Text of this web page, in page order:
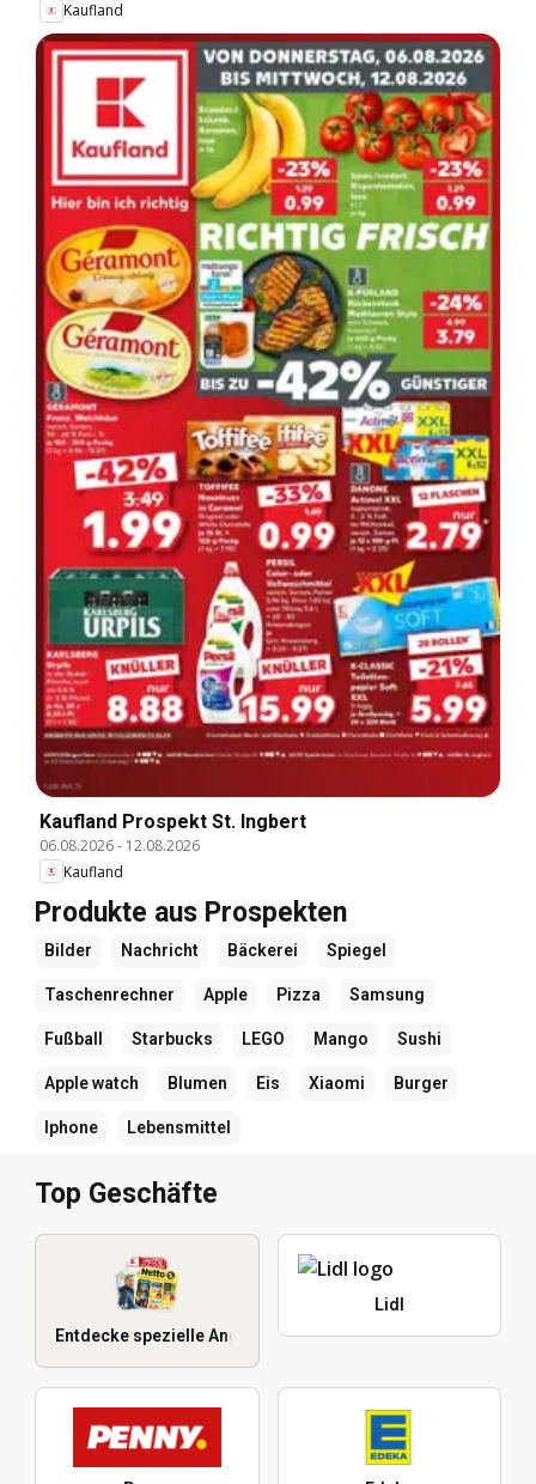
Kaufland
Kaufland Prospekt St. Ingbert
06.08.2026- 12.08.2026
Kaufland
Produkte aus Prospekten
Bilder Nachricht Bäckerei Spiegel
Taschenrechner Apple Pizza Samsung
Fußball Starbucks LEGO Mango Sushi
Apple watch Blumen Eis Xiaomi Burger
Iphone Lebensmittel
Top Geschäfte
Entdecke spezielle Angebote
Lidl